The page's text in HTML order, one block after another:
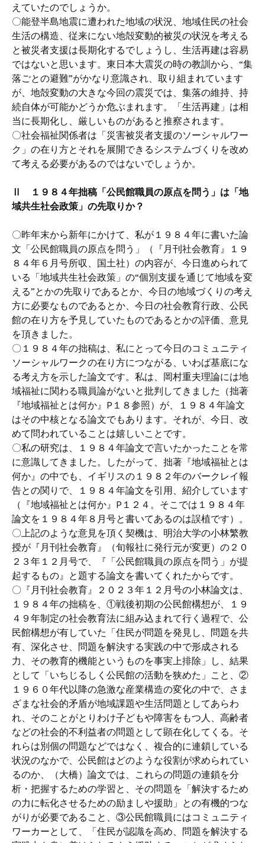
えていたのでしょうか。
〇能登半島地震に遭われた地域の状況、地域住民の社会
生活の構造、従来にない地殻変動的被災の状況を考える
と被災者支援は長期化するでしょうし、生活再建は容易
ではないと思います。東日本大震災の時の教訓から、“集
落ごとの避難”がかなり意識され、取り組まれています
が、地殻変動の大きな今回の震災では、集落の維持、持
続自体が可能かどうか危ぶまれます。「生活再建」は相
当に長期化し、厳しいものがあると推察されます。
〇社会福祉関係者は「災害被災者支援のソーシャルワー
ク」の在り方とそれを展開できるシステムづくりを改め
て考える必要があるのではないでしょうか。
Ⅱ １９８４年拙稿「公民館職員の原点を問う」は「地
域共生社会政策」の先取りか？
〇昨年末から新年にかけて、私が１９８４年に書いた論
文「公民館職員の原点を問う」（『月刊社会教育』１９
８４年６月号所収、国土社）の内容が、今日進められて
いる「地域共生社会政策」の“個別支援を通じて地域を変
える”とかの先取りであるとか、今日の地域づくりの考え
方に必要なものであるとか、今日の社会教育行政、公民
館の在り方を予見していたものであるとかの評価、意見
を頂きました。
〇１９８４年の拙稿は、私にとって今日のコミュニティ
ソーシャルワークの在り方につながる、いわば基底にな
る考え方を示した論文です。私は、岡村重夫理論には地
域福祉に関わる職員論がないと批判してきました（拙著
『地域福祉とは何か』P１８参照）が、１９８４年論文
はその中核となる論文でもあります。それが、今日、改
めて問われていることは嬉しいことです。
〇私の研究は、１９８４年論文で言いたかったことを常
に意識してきました。したがって、拙著『地域福祉とは
何か』の中でも、イギリスの１９８２年のバークレイ報
告との関りで、１９８４年論文を引用、紹介しています
（『地域福祉とは何か』P１２４。そこでは１９８４年
論文を１９８４年８月号と書いてあるのは誤植です）。
〇上記のような意見を頂く契機は、明治大学の小林繁教
授が『月刊社会教育』（旬報社に発行元が変更）の２０
２３年１２月号で、『「公民館職員の原点を問う」が提
起するもの』と題する論文を書いてくれたからです。
〇『月刊社会教育』２０２３年１２月号の小林論文は、
１９８４年の拙稿を、①戦後初期の公民館構想が、１９
４９年制定の社会教育法に組み込まれて行く過程で、公
民館構想が有していた「住民が問題を発見し、問題を共
有、深化させ、問題を解決する実践の中で形成される
力、その教育的機能というものを事実上排除」し、結果
として「いちじるしく公民館の活動を狭めた」こと、②
１９６０年代以降の急激な産業構造の変化の中で、さま
ざまな社会的矛盾が地域課題や生活問題としてあらわ
れ、そのことがとりわけ子どもや障害をもつ人、高齢者
などの社会的不利益者の問題として顕在化してくる。そ
れらは別個の問題などではなく、複合的に連鎖している
状況のなかで、公民館はどのような役割が求められてい
るのか、（大橋）論文では、これらの問題の連鎖を分
析・把握するための学習と、その問題を「解決するため
の力に転化させるための励ましや援助」との有機的つな
がりが必要であること、③公民館職員にはコミュニティ
ワーカーとして、「住民が認識を高め、問題を解決する